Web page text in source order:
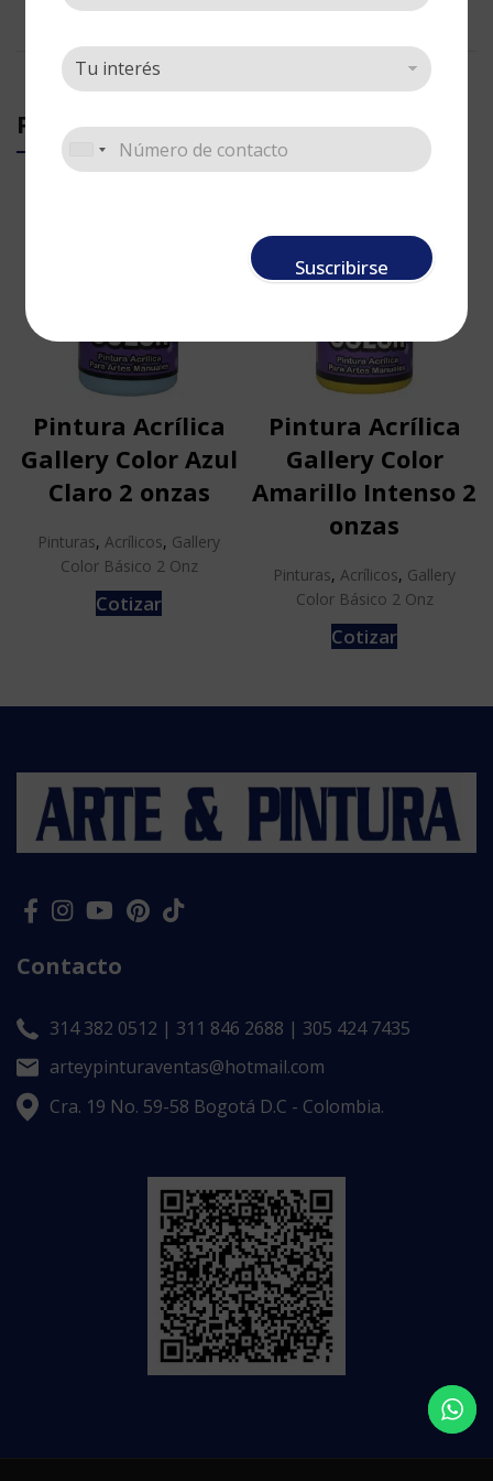
Suscribirse
PRODUCTOS RELACIONADOS
Pintura Acrílica
Gallery Color Azul
Claro 2 onzas
Pinturas, Acrílicos, Gallery
Color Básico 2 Onz
Cotizar
Pintura Acrílica
Gallery Color
Amarillo Intenso 2
onzas
Pinturas, Acrílicos, Gallery
Color Básico 2 Onz
Cotizar
Contacto
314 382 0512 | 311 846 2688 | 305 424 7435
arteypinturaventas@hotmail.com
Cra. 19 No. 59-58 Bogotá D.C - Colombia.